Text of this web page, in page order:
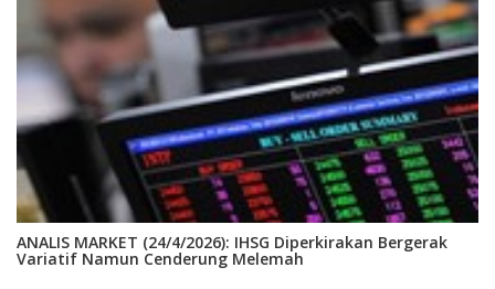
ANALIS MARKET (24/4/2026): IHSG Diperkirakan Bergerak
Variatif Namun Cenderung Melemah